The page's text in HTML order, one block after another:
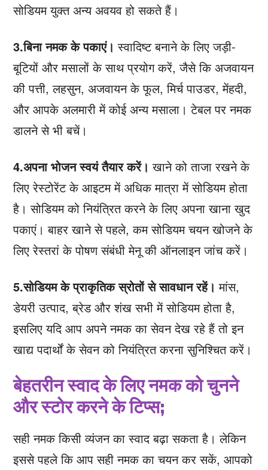
सोडियम युक्त अन्य अवयव हो सकते हैं।
3.बिना नमक के पकाएं। स्वादिष्ट बनाने के लिए जड़ी-
बूटियों और मसालों के साथ प्रयोग करें, जैसे कि अजवायन
की पत्ती, लहसुन, अजवायन के फूल, मिर्च पाउडर, मेंहदी,
और आपके अलमारी में कोई अन्य मसाला। टेबल पर नमक
डालने से भी बचें।
4.अपना भोजन स्वयं तैयार करें। खाने को ताजा रखने के
लिए रेस्टोरेंट के आइटम में अधिक मात्रा में सोडियम होता
है। सोडियम को नियंत्रित करने के लिए अपना खाना खुद
पकाएं। बाहर खाने से पहले, कम सोडियम चयन खोजने के
लिए रेस्तरां के पोषण संबंधी मेनू की ऑनलाइन जांच करें।
5.सोडियम के प्राकृतिक स्रोतों से सावधान रहें। मांस,
डेयरी उत्पाद, ब्रेड और शंख सभी में सोडियम होता है,
इसलिए यदि आप अपने नमक का सेवन देख रहे हैं तो इन
खाद्य पदार्थों के सेवन को नियंत्रित करना सुनिश्चित करें।
बेहतरीन स्वाद के लिए नमक को चुनने
और स्टोर करने के टिप्स;
सही नमक किसी व्यंजन का स्वाद बढ़ा सकता है। लेकिन
इससे पहले कि आप सही नमक का चयन कर सकें, आपको